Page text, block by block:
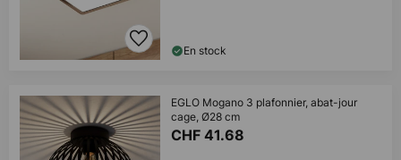
En stock
EGLO Mogano 3 plafonnier, abat-jour
cage, Ø28 cm
CHF 41.68